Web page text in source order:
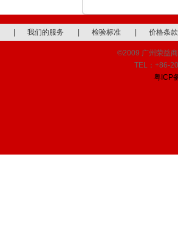
我们的服务 检验标准 价格条款
©2009 广州荣益
TEL：+86-
粤ICP